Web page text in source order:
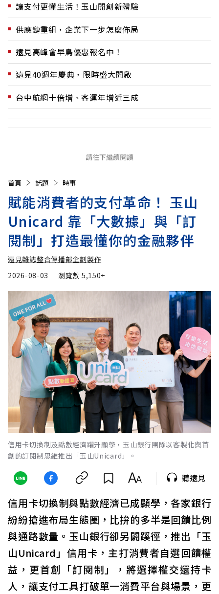
讓支付更懂生活！玉山開創新體驗
供應鏈重組，企業下一步怎麼佈局
遠見高峰會早鳥優惠報名中！
遠見40週年慶典，限時盛大開啟
台中航網十倍增、客運年增近三成
請往下繼續閱讀
首頁 話題 時事
賦能消費者的支付革命！ 玉山
Unicard 靠「大數據」與「訂
閱制」打造最懂你的金融夥伴
遠見雜誌整合傳播部企劃製作
2026-08-03
瀏覽數 5,150+
信用卡切換制及點數經濟躍升顯學，玉山銀行團隊以客製化與首
創的訂閱制思維推出「玉山Unicard」。
聽遠見
信用卡切換制與點數經濟已成顯學，各家銀行
紛紛搶進布局生態圈，比拚的多半是回饋比例
與通路數量。玉山銀行卻另闢蹊徑，推出「玉
山Unicard」信用卡，主打消費者自選回饋權
益，更首創「訂閱制」，將選擇權交還持卡
人，讓支付工具打破單一消費平台與場景，更